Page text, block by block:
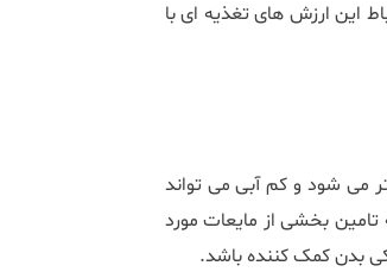
این ارزش ‌های تغذیه ‌ای با
می ‌شود و کم ‌آبی می ‌تواند
بخشی از مایعات مورد
بدن کمک ‌کننده باشد.